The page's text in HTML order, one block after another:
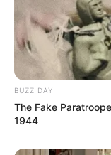
BUZZ DAY
The Fake
1944